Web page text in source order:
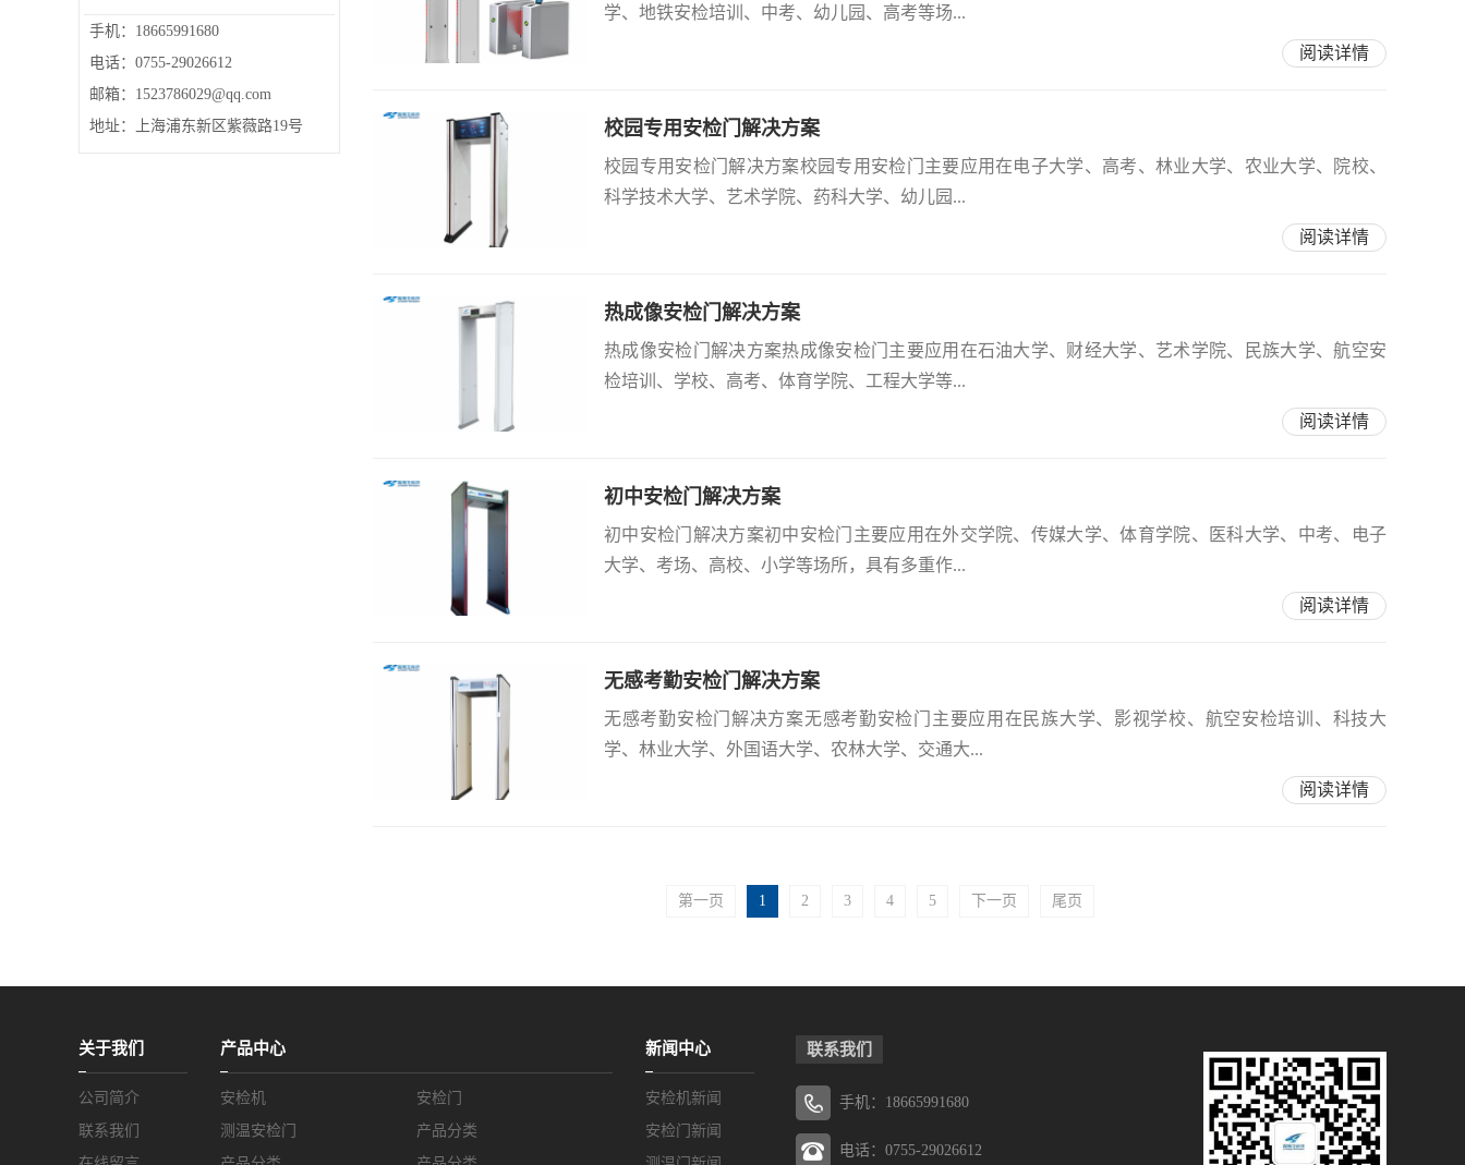
手机：18665991680
电话：0755-29026612
邮箱：1523786029@qq.com
地址：上海浦东新区紫薇路19号
学、地铁安检培训、中考、幼儿园、高考等场...
阅读详情
校园专用安检门解决方案
校园专用安检门解决方案校园专用安检门主要应用在电子大学、高考、林业大学、农业大学、院校、
科学技术大学、艺术学院、药科大学、幼儿园...
阅读详情
热成像安检门解决方案
热成像安检门解决方案热成像安检门主要应用在石油大学、财经大学、艺术学院、民族大学、航空安
检培训、学校、高考、体育学院、工程大学等...
阅读详情
初中安检门解决方案
初中安检门解决方案初中安检门主要应用在外交学院、传媒大学、体育学院、医科大学、中考、电子
大学、考场、高校、小学等场所，具有多重作...
阅读详情
无感考勤安检门解决方案
无感考勤安检门解决方案无感考勤安检门主要应用在民族大学、影视学校、航空安检培训、科技大
学、林业大学、外国语大学、农林大学、交通大...
阅读详情
第一页 1 2 3 4 5 下一页 尾页
关于我们
公司简介
联系我们
产品中心
安检机
安检门
测温安检门
产品分类
新闻中心
安检机新闻
安检门新闻
联系我们
手机：18665991680
电话：0755-29026612